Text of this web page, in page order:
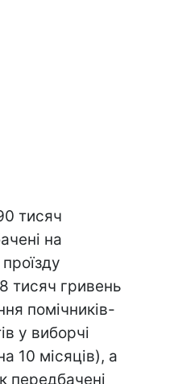
тисяч
на
тисяч гривень
помічників-
у виборчі
10 місяців), а
передбачені